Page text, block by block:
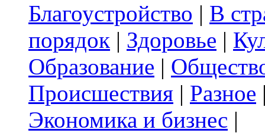
Благоустройство | В
порядок | Здоровье |
Образование |
Происшествия | Разное
Экономика и бизнес |